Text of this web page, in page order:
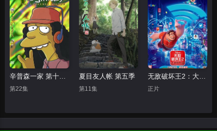
第22集
夏目友人帐 第五季
第11集 正片